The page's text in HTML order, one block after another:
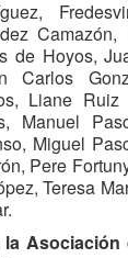
de Hoyos,
Carlos
Liane Ruiz
Manuel
Miguel
Pere
Teresa
la